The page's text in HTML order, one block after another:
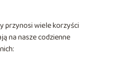
przynosi wiele korzyści
na nasze codzienne